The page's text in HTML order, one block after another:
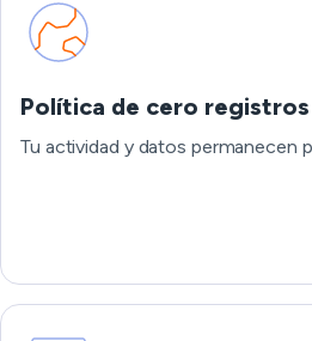
Política de cero registros
Tu actividad y datos permanecen